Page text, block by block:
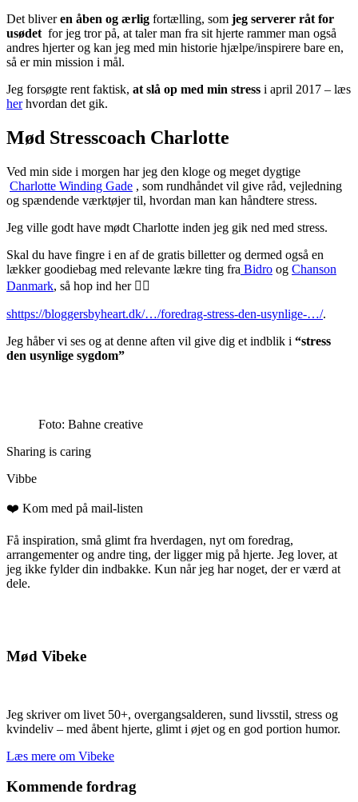
Det bliveren åben og ærlig fortælling, som jeg serverer råt for
usødet for jeg tror på, at taler man fra sit hjerte rammer man også
andres hjerter og kan jeg med min historie hjælpe/inspirere bare en,
så er min mission i mål.
Jeg forsøgte rent faktisk, at slå op med min stress i april 2017 – læs
herhvordan det gik.
Mød Stresscoach Charlotte
Ved min side i morgen har jeg den kloge og meget dygtige
Charlotte Winding Gade , som rundhåndet vil give råd, vejledning
og spændende værktøjer til, hvordan man kan håndtere stress.
Jeg ville godt have mødt Charlotte inden jeg gik ned med stress.
Skal du have fingre i en af de gratis billetter og dermed også en
lækker goodiebag med relevante lækre ting fra Bidro og Chanson
Danmark, så hop ind her 👇🏻
shttps://bloggersbyheart.dk/…/foredrag-stress-den-usynlige-…/.
Jeg håber vi ses og at denne aften vil give dig et indblik i “stress
den usynlige sygdom”
Foto: Bahne creative
Sharing is caring
Vibbe
❤️ Kom med på mail-listen
Få inspiration, små glimt fra hverdagen, nyt om foredrag,
arrangementer og andre ting, der ligger mig på hjerte. Jeg lover, at
jeg ikke fylder din indbakke. Kun når jeg har noget, der er værd at
dele.
Mød Vibeke
Jeg skriver om livet 50+, overgangsalderen, sund livsstil, stress og
kvindeliv – med åbent hjerte, glimt i øjet og en god portion humor.
Læs mere om Vibeke
Kommende fordrag